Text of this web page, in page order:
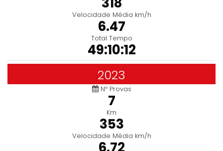
Velocidade Média km/h
6.47
Total Tempo
49:10:12
2023
Nº Provas
7
Km
353
Velocidade Média km/h